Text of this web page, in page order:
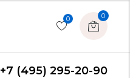
0 0
+7 (495) 295-20-90